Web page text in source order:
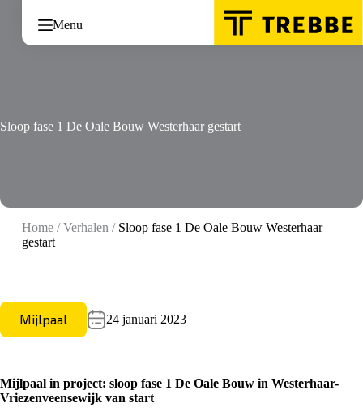
inhoud
Menu
Sloop fase 1 De Oale Bouw Westerhaar gestart
Home/Verhalen / Sloop fase 1 De Oale Bouw Westerhaar
gestart
Mijlpaal 24 januari 2023
Mijlpaal in project: sloop fase 1 De Oale Bouw in Westerhaar-
Vriezenveensewijk van start